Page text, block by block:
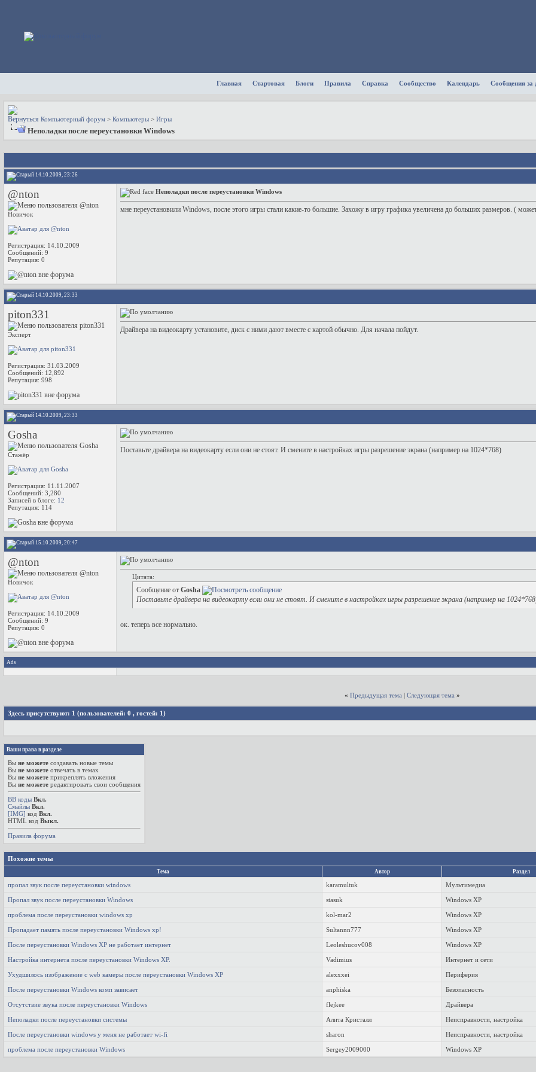
Главная Стартовая Блоги Правила Справка Сообщество Календарь Сообщения за
Компьютерный форум > Компьютеры > Игры
Неполадки после переустановки Windows
14.10.2009, 23:26
@nton
Новичок
Регистрация: 14.10.2009
Сообщений: 9
Репутация: 0
Неполадки после переустановки Windows
мне переустановили Windows, после этого игры стали какие-то большие. Захожу в игру графика увеличена до больших размеров. (
14.10.2009, 23:33
piton331
Эксперт
Регистрация: 31.03.2009
Сообщений: 12,892
Репутация: 998
Драйвера на видеокарту установите, диск с ними дают вместе с картой обычно. Для начала пойдут.
14.10.2009, 23:33
Gosha
Стажёр
Регистрация: 11.11.2007
Сообщений: 3,280
Записей в блоге: 12
Репутация: 114
Поставьте драйвера на видеокарту если они не стоят. И смените в настройках игры разрешение экрана (например на 1024*768)
15.10.2009, 20:47
@nton
Новичок
Регистрация: 14.10.2009
Сообщений: 9
Репутация: 0
Цитата:
Сообщение от Gosha
Поставьте драйвера на видеокарту если они не стоят. И смените в настройках игры разрешение экрана (например на
ок. теперь все нормально.
Ads
« Предыдущая тема | Следующая тема »
Здесь присутствуют: 1 (пользователей: 0 , гостей: 1)
Ваши права в разделе
Вы не можете создавать новые темы
Вы не можете отвечать в темах
Вы не можете прикреплять вложения
Вы не можете редактировать свои сообщения
BB коды Вкл.
Смайлы Вкл.
[IMG] код Вкл.
HTML код Выкл.
Правила форума
Похожие темы
Тема Автор Раздел
пропал звук после переустановки windows karamultuk Мультимедиа
Пропал звук после переустановки Windows stasuk Windows XP
проблема после переустановки windows xp kol-mar2 Windows XP
Пропадает память после переустановки Windows xp! Sultannn777 Windows XP
После переустановки Windows XP не работает интернет Leoleshucov008 Windows XP
Настройка интернета после переустановки Windows XP. Vadimius Интернет и сети
Ухудшилось изображение с web камеры после переустановки Windows XP alexxxei Периферия
После переустановки Windows комп зависает anphiska Безопасность
Отсутствие звука после переустановки Windows flejkee Драйвера
Неполадки после переустановки системы Алита Кристалл Неисправности, настройка
После переустановки windows у меня не работает wi-fi sharon Неисправности, настройка
проблема после переустановки Windows Sergey2009000 Windows XP